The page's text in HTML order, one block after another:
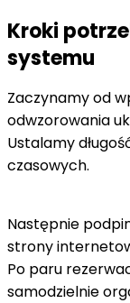
Kroki
systemu
Zaczynamy od
odwzorowania
Ustalamy
czasowych.
Następnie
strony
Po paru
samodzielnie